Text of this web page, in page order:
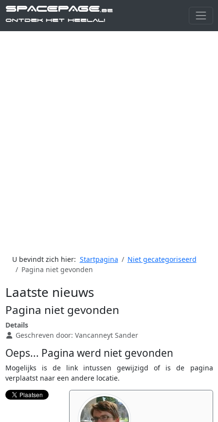
SPACEPAGE.be
Ontdek het heelal!
U bevindt zich hier: Startpagina
Niet gecategoriseerd
Pagina niet gevonden
Laatste nieuws
Pagina niet gevonden
Details
Geschreven door: Vancanneyt Sander
Oeps... Pagina werd niet gevonden
Mogelijks is de link intussen gewijzigd of is de pagina
verplaatst naar een andere locatie.